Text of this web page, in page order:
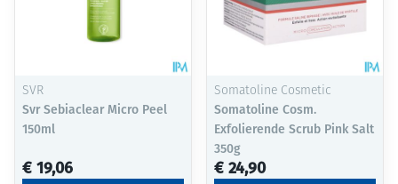
SVR
Svr Sebiaclear Micro Peel
150ml
€ 19,06
Somatoline Cosmetic
Somatoline Cosm.
Exfolierende Scrub Pink Salt
350g
€ 24,90